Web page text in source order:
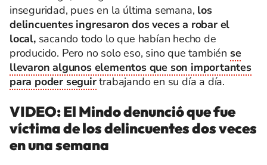
inseguridad, pues en la última semana, los
delincuentes ingresaron dos veces a robar el
local,sacando todo lo que habían hecho de
producido. Pero no solo eso, sino que también se
llevaron algunos elementos que son importantes
para poder seguirtrabajando en su día a día.
VIDEO: El Mindo denunció que fue
víctima de los delincuentes dos veces
en una semana